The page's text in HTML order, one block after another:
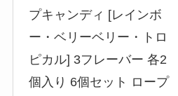
プキャンディ [レインボ
ー・ベリーベリー・トロ
ピカル] 3フレーバー 各2
個入り 6個セット ロープ